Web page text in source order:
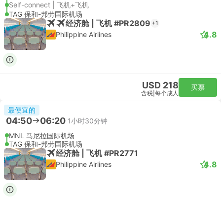
Self-connect | 飞机+飞机
TAG 保和-邦劳国际机场
经济舱 | 飞机 #PR2809 +1
Philippine Airlines 4.8
USD 218
含税 每个成人
买票
最便宜的
04:50 06:20 1小时30分钟
MNL 马尼拉国际机场
TAG 保和-邦劳国际机场
经济舱 | 飞机 #PR2771
Philippine Airlines 4.8